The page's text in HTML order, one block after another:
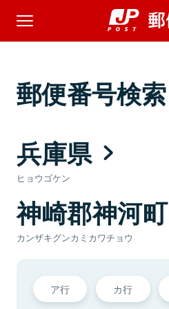
郵便番号検索
兵庫県
ヒョウゴケン
神崎郡神河町
カンザキグンカミカワチョウ
ア行 カ行